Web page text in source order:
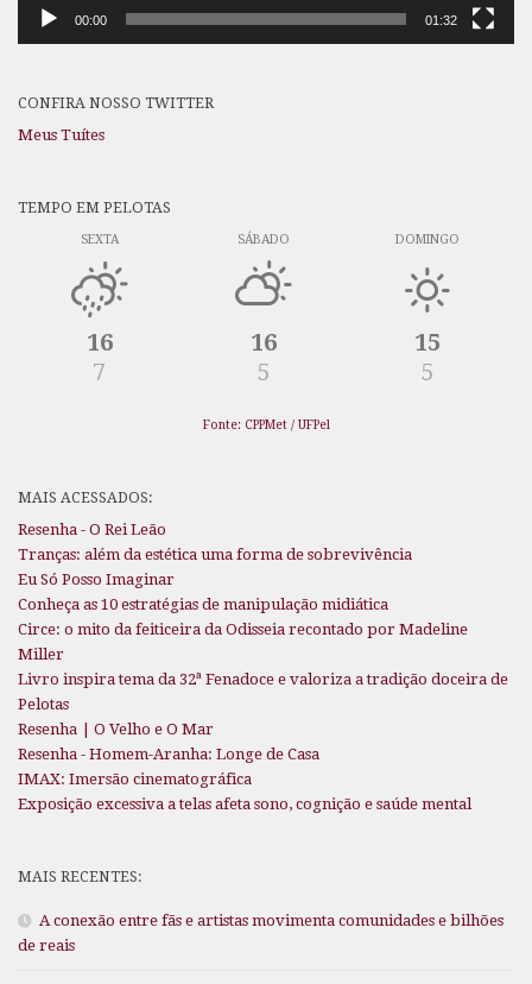
00:00 01:32
CONFIRA NOSSO TWITTER
Meus Tuítes
TEMPO EM PELOTAS
SEXTA
16
7
SÁBADO
16
5
DOMINGO
15
5
Fonte: CPPMet / UFPel
MAIS ACESSADOS:
Resenha - O Rei Leão
Tranças: além da estética uma forma de sobrevivência
Eu Só Posso Imaginar
Conheça as 10 estratégias de manipulação midiática
Circe: o mito da feiticeira da Odisseia recontado por Madeline
Miller
Livro inspira tema da 32ª Fenadoce e valoriza a tradição doceira de
Pelotas
Resenha | O Velho e O Mar
Resenha - Homem-Aranha: Longe de Casa
IMAX: Imersão cinematográfica
Exposição excessiva a telas afeta sono, cognição e saúde mental
MAIS RECENTES:
A conexão entre fãs e artistas movimenta comunidades e bilhões
de reais